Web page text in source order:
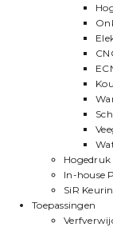
In-house
SiR
Toepassingen